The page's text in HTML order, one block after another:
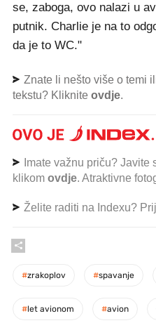
se, zaboga, ovo nalazi u
putnik. Charlie je na to
da je to WC."
Znate li nešto više o temi
tekstu? Kliknite ovdje.
Imate važnu priču? Javite
klikom ovdje. Atraktivne
Želite raditi na Indexu?
#zrakoplov #spavanje
#let avionom #avion